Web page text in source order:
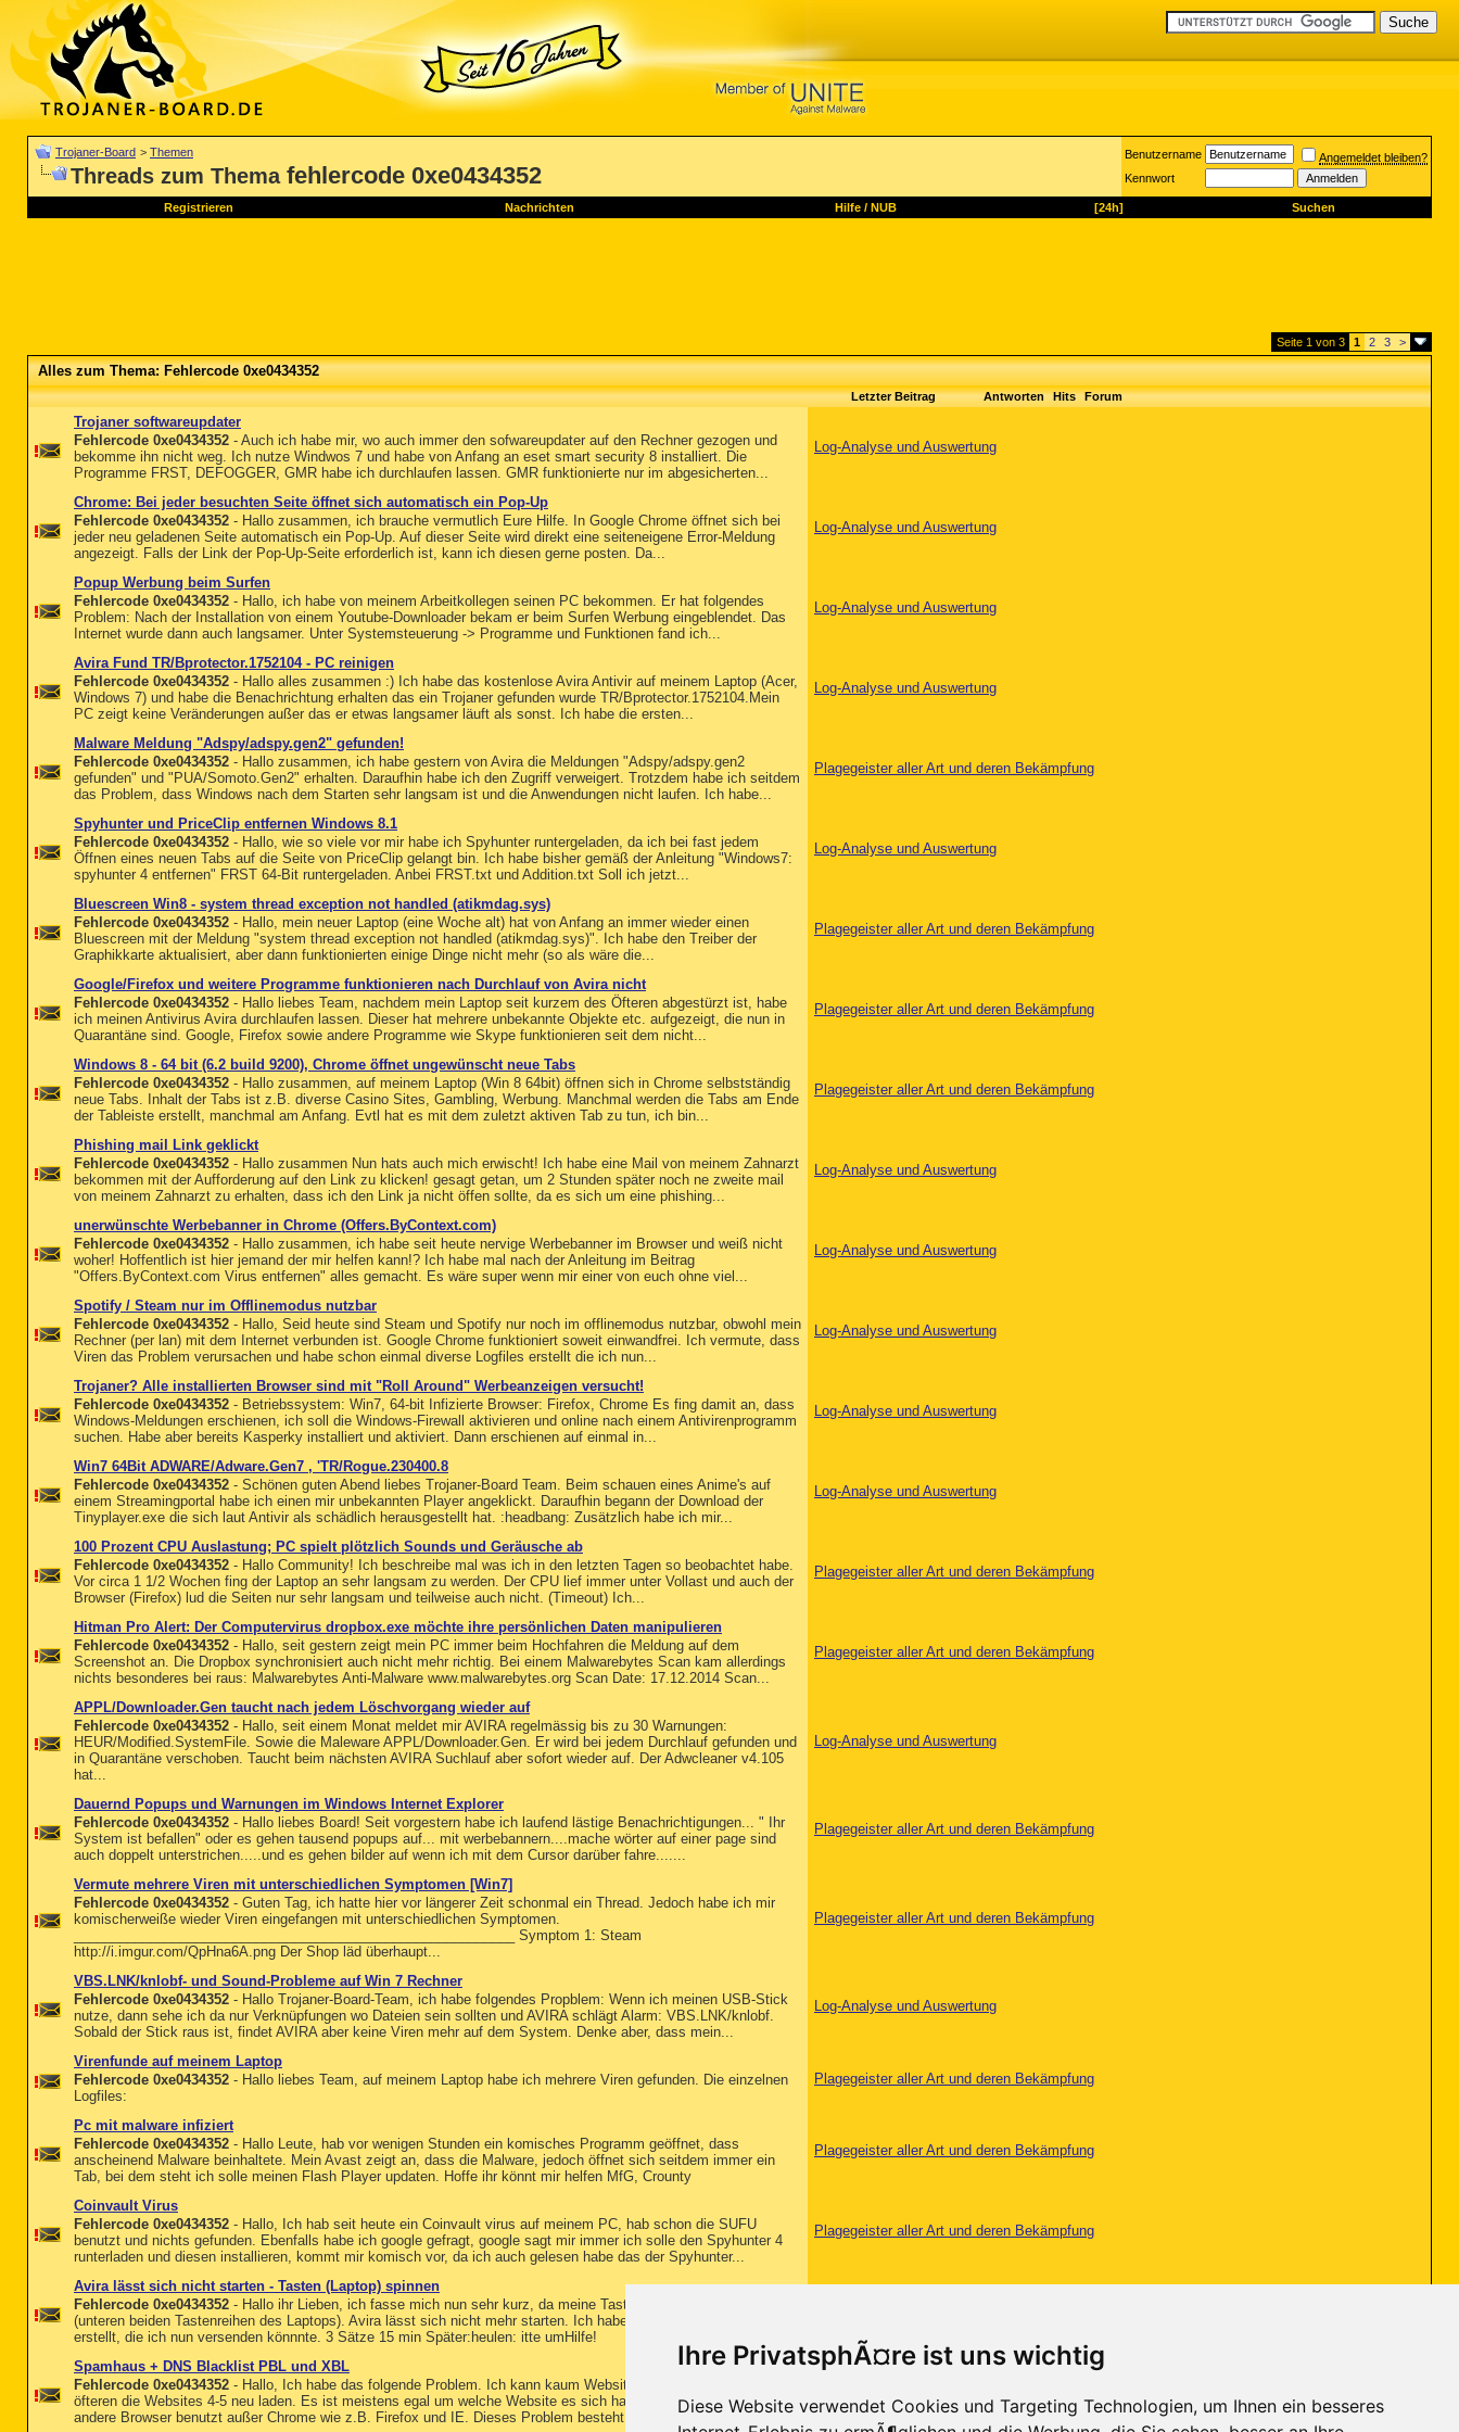
Ihre PrivatsphÃ¤re ist uns wichtig
Diese Website verwendet Cookies und Targeting Technologien, um Ihnen ein besseres
Trojaner-Board > Themen
Threads zum Thema fehlercode 0xe0434352
Benutzername
Angemeldet bleiben?
Kennwort
Registrieren Nachrichten Hilfe/ NUB [24h] Suchen
Seite 1 von 3 1 2 3 >
Alles zum Thema: Fehlercode 0xe0434352
Letzter Beitrag Antworten Hits Forum
Trojaner softwareupdater
Fehlercode 0xe0434352 - Auch ich habe mir, wo auch immer den sofwareupdater auf den Rechner gezogen und
bekomme ihn nicht weg. Ich nutze Windwos 7 und habe von Anfang an eset smart security 8 installiert. Die
Programme FRST, DEFOGGER, GMR habe ich durchlaufen lassen. GMR funktionierte nur im abgesicherten...
Log-Analyse und Auswertung
Chrome: Bei jeder besuchten Seite öffnet sich automatisch ein Pop-Up
Fehlercode 0xe0434352 - Hallo zusammen, ich brauche vermutlich Eure Hilfe. In Google Chrome öffnet sich bei
jeder neu geladenen Seite automatisch ein Pop-Up. Auf dieser Seite wird direkt eine seiteneigene Error-Meldung
angezeigt. Falls der Link der Pop-Up-Seite erforderlich ist, kann ich diesen gerne posten. Da...
Log-Analyse und Auswertung
Popup Werbung beim Surfen
Fehlercode 0xe0434352 - Hallo, ich habe von meinem Arbeitkollegen seinen PC bekommen. Er hat folgendes
Problem: Nach der Installation von einem Youtube-Downloader bekam er beim Surfen Werbung eingeblendet. Das
Internet wurde dann auch langsamer. Unter Systemsteuerung -> Programme und Funktionen fand ich...
Log-Analyse und Auswertung
Avira Fund TR/Bprotector.1752104 - PC reinigen
Fehlercode 0xe0434352 - Hallo alles zusammen :) Ich habe das kostenlose Avira Antivir auf meinem Laptop (Acer,
Windows 7) und habe die Benachrichtung erhalten das ein Trojaner gefunden wurde TR/Bprotector.1752104.Mein
PC zeigt keine Veränderungen außer das er etwas langsamer läuft als sonst. Ich habe die ersten...
Log-Analyse und Auswertung
Malware Meldung "Adspy/adspy.gen2" gefunden!
Fehlercode 0xe0434352 - Hallo zusammen, ich habe gestern von Avira die Meldungen "Adspy/adspy.gen2
gefunden" und "PUA/Somoto.Gen2" erhalten. Daraufhin habe ich den Zugriff verweigert. Trotzdem habe ich seitdem
das Problem, dass Windows nach dem Starten sehr langsam ist und die Anwendungen nicht laufen. Ich habe...
Plagegeister aller Art und deren Bekämpfung
Spyhunter und PriceClip entfernen Windows 8.1
Fehlercode 0xe0434352 - Hallo, wie so viele vor mir habe ich Spyhunter runtergeladen, da ich bei fast jedem
Öffnen eines neuen Tabs auf die Seite von PriceClip gelangt bin. Ich habe bisher gemäß der Anleitung "Windows7:
spyhunter 4 entfernen" FRST 64-Bit runtergeladen. Anbei FRST.txt und Addition.txt Soll ich jetzt...
Log-Analyse und Auswertung
Bluescreen Win8 - system thread exception not handled (atikmdag.sys)
Fehlercode 0xe0434352 - Hallo, mein neuer Laptop (eine Woche alt) hat von Anfang an immer wieder einen
Bluescreen mit der Meldung "system thread exception not handled (atikmdag.sys)". Ich habe den Treiber der
Graphikkarte aktualisiert, aber dann funktionierten einige Dinge nicht mehr (so als wäre die...
Plagegeister aller Art und deren Bekämpfung
Google/Firefox und weitere Programme funktionieren nach Durchlauf von Avira nicht
Fehlercode 0xe0434352 - Hallo liebes Team, nachdem mein Laptop seit kurzem des Öfteren abgestürzt ist, habe
ich meinen Antivirus Avira durchlaufen lassen. Dieser hat mehrere unbekannte Objekte etc. aufgezeigt, die nun in
Quarantäne sind. Google, Firefox sowie andere Programme wie Skype funktionieren seit dem nicht...
Plagegeister aller Art und deren Bekämpfung
Windows 8 - 64 bit (6.2 build 9200), Chrome öffnet ungewünscht neue Tabs
Fehlercode 0xe0434352 - Hallo zusammen, auf meinem Laptop (Win 8 64bit) öffnen sich in Chrome selbstständig
neue Tabs. Inhalt der Tabs ist z.B. diverse Casino Sites, Gambling, Werbung. Manchmal werden die Tabs am Ende
der Tableiste erstellt, manchmal am Anfang. Evtl hat es mit dem zuletzt aktiven Tab zu tun, ich bin...
Plagegeister aller Art und deren Bekämpfung
Phishing mail Link geklickt
Fehlercode 0xe0434352 - Hallo zusammen Nun hats auch mich erwischt! Ich habe eine Mail von meinem Zahnarzt
bekommen mit der Aufforderung auf den Link zu klicken! gesagt getan, um 2 Stunden später noch ne zweite mail
von meinem Zahnarzt zu erhalten, dass ich den Link ja nicht öffen sollte, da es sich um eine phishing...
Log-Analyse und Auswertung
unerwünschte Werbebanner in Chrome (Offers.ByContext.com)
Fehlercode 0xe0434352 - Hallo zusammen, ich habe seit heute nervige Werbebanner im Browser und weiß nicht
woher! Hoffentlich ist hier jemand der mir helfen kann!? Ich habe mal nach der Anleitung im Beitrag
"Offers.ByContext.com Virus entfernen" alles gemacht. Es wäre super wenn mir einer von euch ohne viel...
Log-Analyse und Auswertung
Spotify / Steam nur im Offlinemodus nutzbar
Fehlercode 0xe0434352 - Hallo, Seid heute sind Steam und Spotify nur noch im offlinemodus nutzbar, obwohl mein
Rechner (per lan) mit dem Internet verbunden ist. Google Chrome funktioniert soweit einwandfrei. Ich vermute, dass
Viren das Problem verursachen und habe schon einmal diverse Logfiles erstellt die ich nun...
Log-Analyse und Auswertung
Trojaner? Alle installierten Browser sind mit "Roll Around" Werbeanzeigen versucht!
Fehlercode 0xe0434352 - Betriebssystem: Win7, 64-bit Infizierte Browser: Firefox, Chrome Es fing damit an, dass
Windows-Meldungen erschienen, ich soll die Windows-Firewall aktivieren und online nach einem Antivirenprogramm
suchen. Habe aber bereits Kasperky installiert und aktiviert. Dann erschienen auf einmal in...
Log-Analyse und Auswertung
Win7 64Bit ADWARE/Adware.Gen7 , 'TR/Rogue.230400.8
Fehlercode 0xe0434352 - Schönen guten Abend liebes Trojaner-Board Team. Beim schauen eines Anime's auf
einem Streamingportal habe ich einen mir unbekannten Player angeklickt. Daraufhin begann der Download der
Tinyplayer.exe die sich laut Antivir als schädlich herausgestellt hat. :headbang: Zusätzlich habe ich mir...
Log-Analyse und Auswertung
100 Prozent CPU Auslastung; PC spielt plötzlich Sounds und Geräusche ab
Fehlercode 0xe0434352 - Hallo Community! Ich beschreibe mal was ich in den letzten Tagen so beobachtet habe.
Vor circa 1 1/2 Wochen fing der Laptop an sehr langsam zu werden. Der CPU lief immer unter Vollast und auch der
Browser (Firefox) lud die Seiten nur sehr langsam und teilweise auch nicht. (Timeout) Ich...
Plagegeister aller Art und deren Bekämpfung
Hitman Pro Alert: Der Computervirus dropbox.exe möchte ihre persönlichen Daten manipulieren
Fehlercode 0xe0434352 - Hallo, seit gestern zeigt mein PC immer beim Hochfahren die Meldung auf dem
Screenshot an. Die Dropbox synchronisiert auch nicht mehr richtig. Bei einem Malwarebytes Scan kam allerdings
nichts besonderes bei raus: Malwarebytes Anti-Malware www.malwarebytes.org Scan Date: 17.12.2014 Scan...
Plagegeister aller Art und deren Bekämpfung
APPL/Downloader.Gen taucht nach jedem Löschvorgang wieder auf
Fehlercode 0xe0434352 - Hallo, seit einem Monat meldet mir AVIRA regelmässig bis zu 30 Warnungen:
HEUR/Modified.SystemFile. Sowie die Maleware APPL/Downloader.Gen. Er wird bei jedem Durchlauf gefunden und
in Quarantäne verschoben. Taucht beim nächsten AVIRA Suchlauf aber sofort wieder auf. Der Adwcleaner v4.105
hat...
Log-Analyse und Auswertung
Dauernd Popups und Warnungen im Windows Internet Explorer
Fehlercode 0xe0434352 - Hallo liebes Board! Seit vorgestern habe ich laufend lästige Benachrichtigungen... " Ihr
System ist befallen" oder es gehen tausend popups auf... mit werbebannern....mache wörter auf einer page sind
auch doppelt unterstrichen.....und es gehen bilder auf wenn ich mit dem Cursor darüber fahre.......
Plagegeister aller Art und deren Bekämpfung
Vermute mehrere Viren mit unterschiedlichen Symptomen [Win7]
Fehlercode 0xe0434352 - Guten Tag, ich hatte hier vor längerer Zeit schonmal ein Thread. Jedoch habe ich mir
komischerweiße wieder Viren eingefangen mit unterschiedlichen Symptomen.
__________________________________________________________ Symptom 1: Steam
http://i.imgur.com/QpHna6A.png Der Shop läd überhaupt...
Plagegeister aller Art und deren Bekämpfung
VBS.LNK/knlobf- und Sound-Probleme auf Win 7 Rechner
Fehlercode 0xe0434352 - Hallo Trojaner-Board-Team, ich habe folgendes Propblem: Wenn ich meinen USB-Stick
nutze, dann sehe ich da nur Verknüpfungen wo Dateien sein sollten und AVIRA schlägt Alarm: VBS.LNK/knlobf.
Sobald der Stick raus ist, findet AVIRA aber keine Viren mehr auf dem System. Denke aber, dass mein...
Log-Analyse und Auswertung
Virenfunde auf meinem Laptop
Fehlercode 0xe0434352 - Hallo liebes Team, auf meinem Laptop habe ich mehrere Viren gefunden. Die einzelnen
Logfiles:
Plagegeister aller Art und deren Bekämpfung
Pc mit malware infiziert
Fehlercode 0xe0434352 - Hallo Leute, hab vor wenigen Stunden ein komisches Programm geöffnet, dass
anscheinend Malware beinhaltete. Mein Avast zeigt an, dass die Malware, jedoch öffnet sich seitdem immer ein
Tab, bei dem steht ich solle meinen Flash Player updaten. Hoffe ihr könnt mir helfen MfG, Crounty
Plagegeister aller Art und deren Bekämpfung
Coinvault Virus
Fehlercode 0xe0434352 - Hallo, Ich hab seit heute ein Coinvault virus auf meinem PC, hab schon die SUFU
benutzt und nichts gefunden. Ebenfalls habe ich google gefragt, google sagt mir immer ich solle den Spyhunter 4
runterladen und diesen installieren, kommt mir komisch vor, da ich auch gelesen habe das der Spyhunter...
Plagegeister aller Art und deren Bekämpfung
Avira lässt sich nicht starten - Tasten (Laptop) spinnen
Fehlercode 0xe0434352 - Hallo ihr Lieben, ich fasse mich nun sehr kurz, da meine Tasten kaum funktionieren
(unteren beiden Tastenreihen des Laptops). Avira lässt sich nicht mehr starten. Ich habe FRST zwei Dateien
erstellt, die ich nun versenden könnnte. 3 Sätze 15 min Später:heulen: itte umHilfe!
Spamhaus + DNS Blacklist PBL und XBL
Fehlercode 0xe0434352 - Hallo, Ich habe das folgende Problem. Ich kann kaum Websites öffnen. Muss des
öfteren die Websites 4-5 neu laden. Es ist meistens egal um welche Website es sich handelt. Zudem habe ich auch
andere Browser benutzt außer Chrome wie z.B. Firefox und IE. Dieses Problem besteht erst seit dem...